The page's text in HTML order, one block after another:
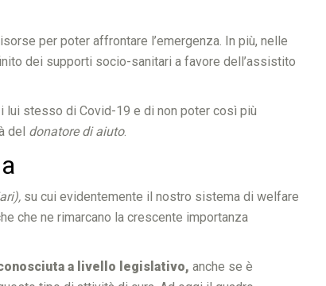
per poter affrontare l’emergenza. In più, nelle
dei supporti socio-sanitari a favore dell’assistito
lui stesso di Covid-19 e di non poter così più
del donatore di aiuto.
su cui evidentemente il nostro sistema di welfare
che ne rimarcano la crescente importanza
a livello legislativo, anche se è